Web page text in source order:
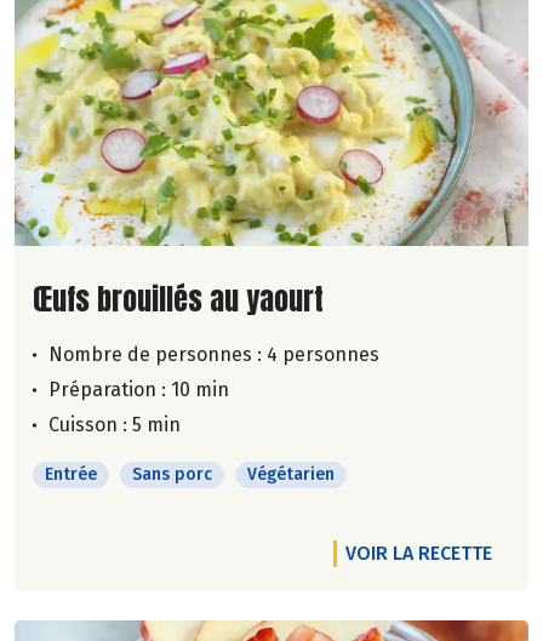
Lire la suite de la recette
Œufs brouillés au yaourt
Nombre de personnes : 4 personnes
Préparation : 10 min
Cuisson : 5 min
Entrée Sans porc Végétarien
VOIR LA RECETTE